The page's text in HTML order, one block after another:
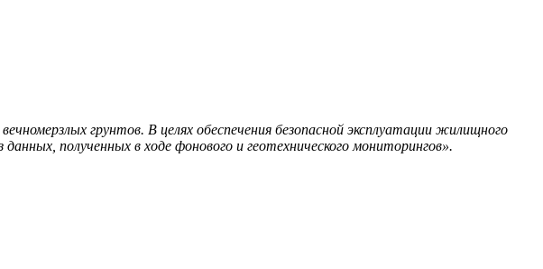
грунтов. В целях обеспечения безопасной эксплуатации жилищного
полученных в ходе фонового и геотехнического мониторингов».